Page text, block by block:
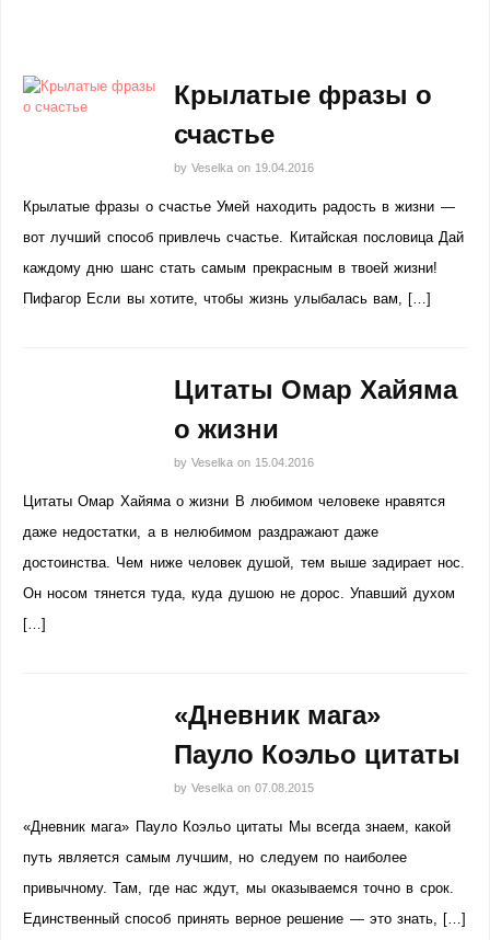
Крылатые фразы о
счастье
by Veselka on 19.04.2016
Крылатые фразы о счастье Умей находить радость в жизни —
вот лучший способ привлечь счастье. Китайская пословица Дай
каждому дню шанс стать самым прекрасным в твоей жизни!
Пифагор Если вы хотите, чтобы жизнь улыбалась вам, […]
Цитаты Омар Хайяма
о жизни
by Veselka on 15.04.2016
Цитаты Омар Хайяма о жизни В любимом человеке нравятся
даже недостатки, а в нелюбимом раздражают даже
достоинства. Чем ниже человек душой, тем выше задирает нос.
Он носом тянется туда, куда душою не дорос. Упавший духом
[…]
«Дневник мага»
Пауло Коэльо цитаты
by Veselka on 07.08.2015
«Дневник мага» Пауло Коэльо цитаты Мы всегда знаем, какой
путь является самым лучшим, но следуем по наиболее
привычному. Там, где нас ждут, мы оказываемся точно в срок.
Единственный способ принять верное решение — это знать, […]